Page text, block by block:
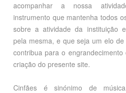
acompanhar a nossa
instrumento que mantenha todos
sobre a atividade da instituição
pela mesma, e que seja um elo
contribua para o
criação do presente site.
Cinfães é sinónimo de